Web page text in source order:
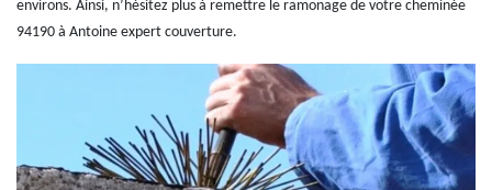
environs. Ainsi, n’hésitez plus à remettre le ramonage de votre cheminée
94190 à Antoine expert couverture.